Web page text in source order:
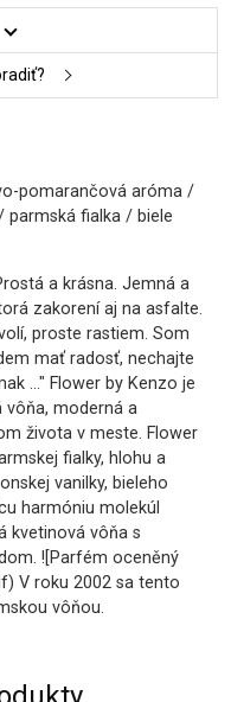
pomarančová aróma /
fialka / biele
a krásna. Jemná a
zakorení aj na asfalte.
proste rastiem. Som
mať radosť, nechajte
..." Flower by Kenzo je
vôňa, moderná a
života v meste. Flower
fialky, hlohu a
vanilky, bieleho
harmóniu molekúl
kvetinová vôňa s
![Parfém oceněný
V roku 2002 sa tento
vôňou.